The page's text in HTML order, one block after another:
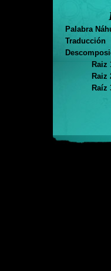
Palabra
Traducción
Raiz
Raiz
Raíz